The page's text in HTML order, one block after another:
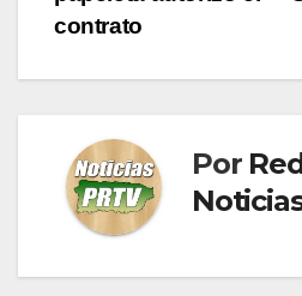
contrato
Por